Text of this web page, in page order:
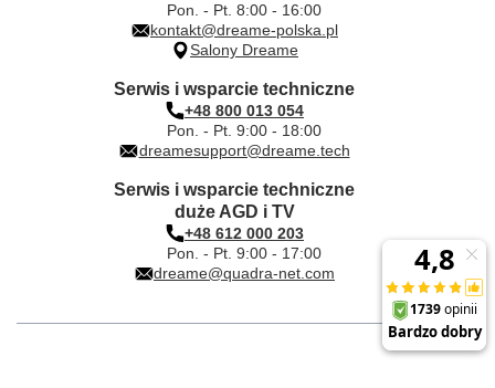
Pon. - Pt. 8:00 - 16:00
kontakt@dreame-polska.pl
Salony Dreame
Serwis i wsparcie techniczne
+48 800 013 054
Pon. - Pt. 9:00 - 18:00
dreamesupport@dreame.tech
Serwis i wsparcie techniczne
duże AGD i TV
+48 612 000 203
Pon. - Pt. 9:00 - 17:00
dreame@quadra-net.com